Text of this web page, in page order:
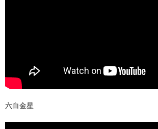
六白金星